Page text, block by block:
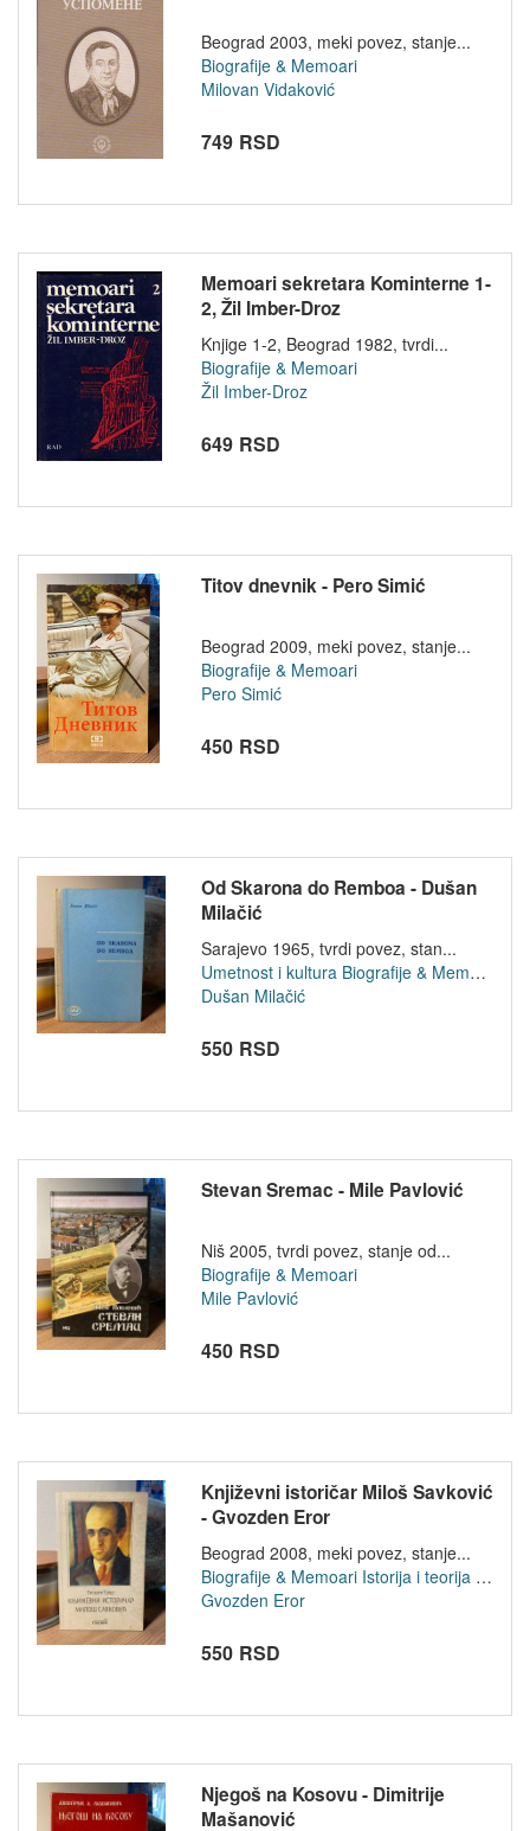
Beograd 2003, meki povez, stanje...
Biografije & Memoari
Milovan Vidaković
749 RSD
Memoari sekretara Kominterne 1-
2, Žil Imber-Droz
Knjige 1-2, Beograd 1982, tvrdi...
Biografije & Memoari
Žil Imber-Droz
649 RSD
Titov dnevnik - Pero Simić
Beograd 2009, meki povez, stanje...
Biografije & Memoari
Pero Simić
450 RSD
Od Skarona do Remboa - Dušan
Milačić
Sarajevo 1965, tvrdi povez, stan...
Umetnost i kultura Biografije & Memoari
Dušan Milačić
550 RSD
Stevan Sremac - Mile Pavlović
Niš 2005, tvrdi povez, stanje od...
Biografije & Memoari
Mile Pavlović
450 RSD
Književni istoričar Miloš Savković
- Gvozden Eror
Beograd 2008, meki povez, stanje...
Biografije & Memoari Istorija i teorija knjizevnosti
Gvozden Eror
550 RSD
Njegoš na Kosovu - Dimitrije
Mašanović